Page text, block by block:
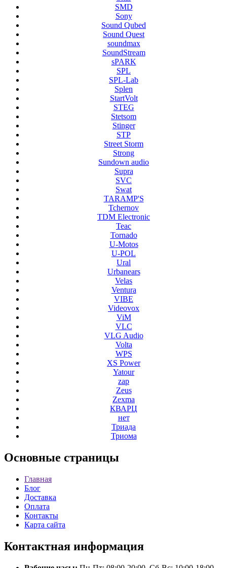
SMD
Sony
Sound Qubed
Sound Quest
soundmax
SoundStream
sPARK
SPL
SPL-Lab
Splen
StartVolt
STEG
Stetsom
Stinger
STP
Street Storm
Strong
Sundown audio
Supra
SVC
Swat
TARAMP'S
Tchernov
TDM Electronic
Teac
Tornado
U-Motos
U-POL
Ural
Urbanears
Velas
Ventura
VIBE
Videovox
ViM
VLC
VLG Audio
Volta
WPS
XS Power
Yatour
zap
Zeus
Zexma
КВАРЦ
нет
Триада
Триома
Основные страницы
Главная
Блог
Доставка
Оплата
Контакты
Карта сайта
Контактная информация